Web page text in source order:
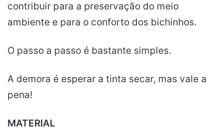
contribuir para a preservação do meio
ambiente e para o conforto dos bichinhos.
O passo a passo é bastante simples.
A demora é esperar a tinta secar, mas vale a
pena!
MATERIAL